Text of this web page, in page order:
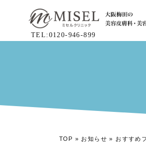
TEL:0120-946-899
TOP » お知らせ » おすすめ